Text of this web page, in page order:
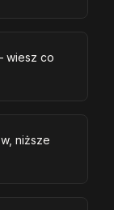
wiesz co
niższe